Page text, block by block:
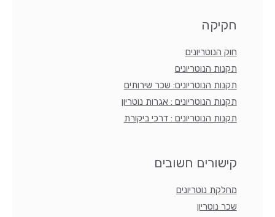
חקיקה
חוק הנוטריונים
תקנות הנוטריונים
תקנות הנוטריונים: שכר שירותים
תקנות הנוטריונים : אגרות נוטריון
תקנות הנוטריונים : דרכי ביקורת
קישורים חשובים
מחלקת נוטריונים
שכר נוטריון